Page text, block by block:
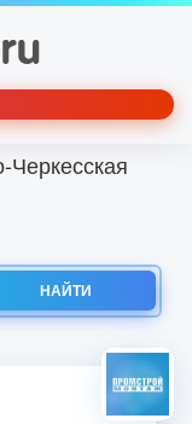
Черкесская
НАЙТИ